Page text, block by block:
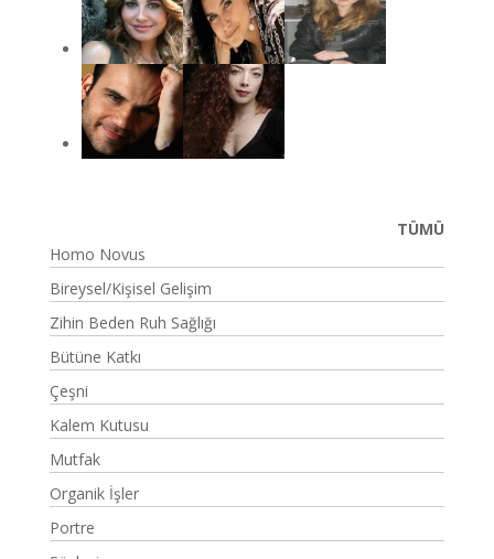
TÜMÜ
Homo Novus
Bireysel/Kişisel Gelişim
Zihin Beden Ruh Sağlığı
Bütüne Katkı
Çeşni
Kalem Kutusu
Mutfak
Organik İşler
Portre